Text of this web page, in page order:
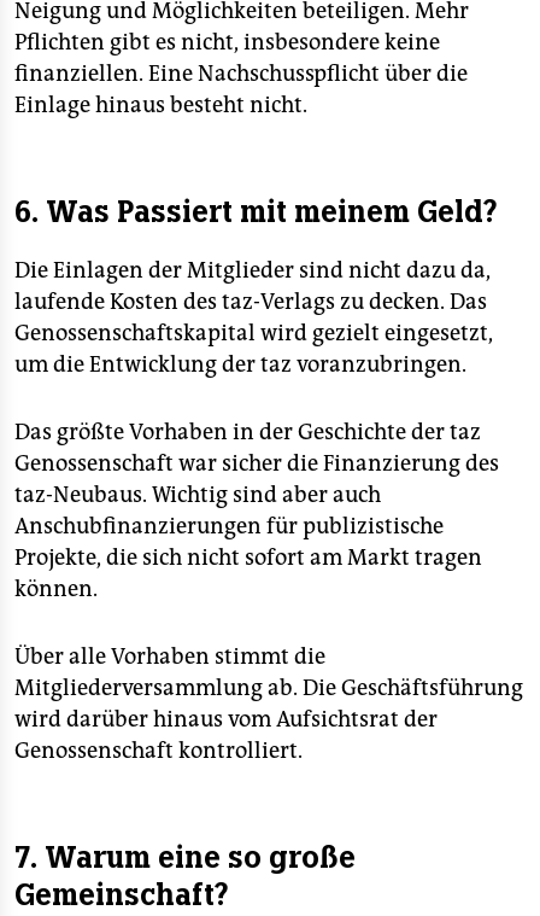
Neigung und Möglichkeiten beteiligen. Mehr
Pflichten gibt es nicht, insbesondere keine
finanziellen. Eine Nachschusspflicht über die
Einlage hinaus besteht nicht.
6. Was Passiert mit meinem Geld?
Die Einlagen der Mitglieder sind nicht dazu da,
laufende Kosten des taz-Verlags zu decken. Das
Genossenschaftskapital wird gezielt eingesetzt,
um die Entwicklung der taz voranzubringen.
Das größte Vorhaben in der Geschichte der taz
Genossenschaft war sicher die Finanzierung des
taz-Neubaus. Wichtig sind aber auch
Anschubfinanzierungen für publizistische
Projekte, die sich nicht sofort am Markt tragen
können.
Über alle Vorhaben stimmt die
Mitgliederversammlung ab. Die Geschäftsführung
wird darüber hinaus vom Aufsichtsrat der
Genossenschaft kontrolliert.
7. Warum eine so große
Gemeinschaft?